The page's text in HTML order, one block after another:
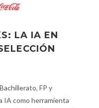
LA IA EN
FP y
IA como herramienta